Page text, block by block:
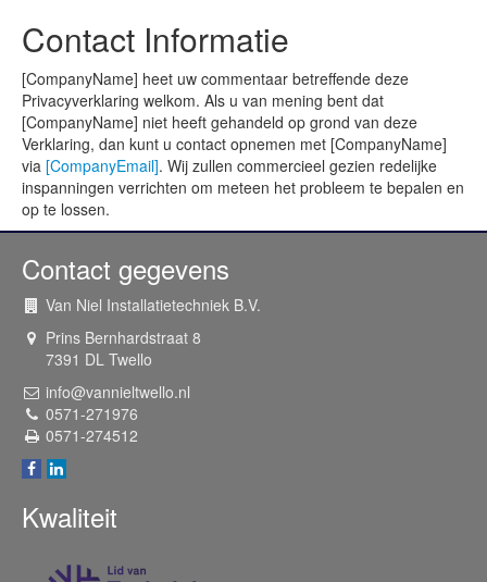
Contact Informatie
[CompanyName] heet uw commentaar betreffende deze
Privacyverklaring welkom. Als u van mening bent dat
[CompanyName] niet heeft gehandeld op grond van deze
Verklaring, dan kunt u contact opnemen met [CompanyName]
via [CompanyEmail]. Wij zullen commercieel gezien redelijke
inspanningen verrichten om meteen het probleem te bepalen en
op te lossen.
Contact gegevens
Van Niel Installatietechniek B.V.
Prins Bernhardstraat 8
7391 DL Twello
info@vannieltwello.nl
0571-271976
0571-274512
Kwaliteit